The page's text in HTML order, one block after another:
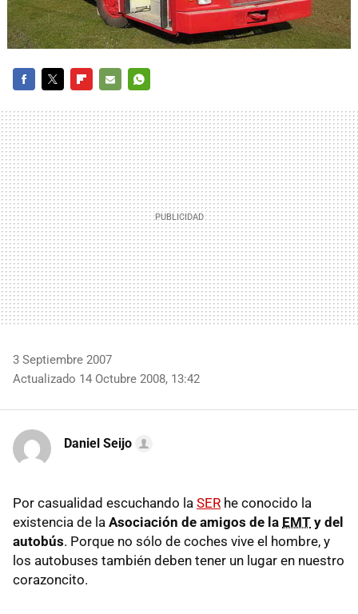
MAIL
3 Septiembre 2007
Actualizado 14 Octubre 2008, 13:42
Daniel Seijo
Por casualidad escuchando la SER he conocido la
existencia de la Asociación de amigos de la EMT y del
autobús. Porque no sólo de coches vive el hombre, y
los autobuses también deben tener un lugar en nuestro
corazoncito.